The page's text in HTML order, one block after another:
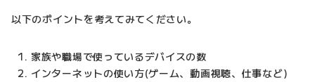
以下のポイントを考えてみてください。
家族や職場で使っているデバイスの数
インターネットの使い方(ゲーム、動画視聴、仕事など)